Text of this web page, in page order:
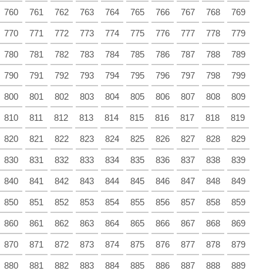
760 761 762 763 764 765 766 767 768 769
770 771 772 773 774 775 776 777 778 779
780 781 782 783 784 785 786 787 788 789
790 791 792 793 794 795 796 797 798 799
800 801 802 803 804 805 806 807 808 809
810 811 812 813 814 815 816 817 818 819
820 821 822 823 824 825 826 827 828 829
830 831 832 833 834 835 836 837 838 839
840 841 842 843 844 845 846 847 848 849
850 851 852 853 854 855 856 857 858 859
860 861 862 863 864 865 866 867 868 869
870 871 872 873 874 875 876 877 878 879
880 881 882 883 884 885 886 887 888 889